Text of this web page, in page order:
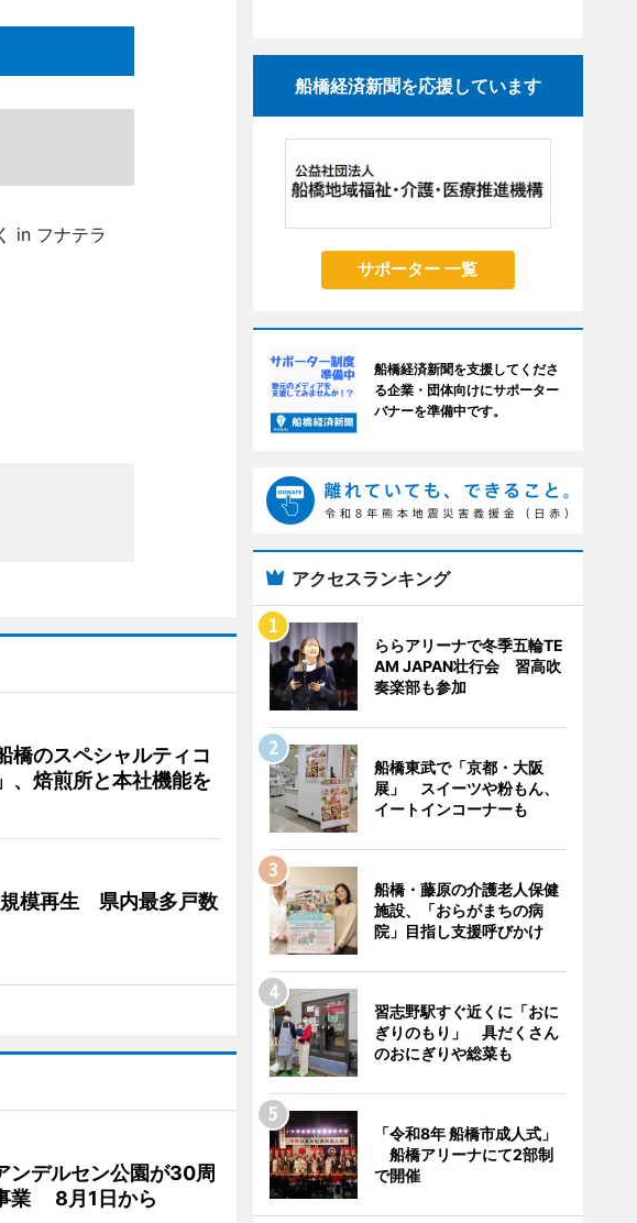
in フナテラ
橋のスペシャルティコ
、焙煎所と本社機能を
模再生 県内最多戸数
ンデルセン公園が30周
業 8月1日から
船橋経済新聞を応援しています
サポーター 一覧
船橋経済新聞を支援してくださ
る企業・団体向けにサポーター
バナーを準備中です。
アクセスランキング
ららアリーナで冬季五輪TE
AM JAPAN壮行会 習高吹
奏楽部も参加
船橋東武で「京都・大阪
展」 スイーツや粉もん、
イートインコーナーも
船橋・藤原の介護老人保健
施設、「おらがまちの病
院」目指し支援呼びかけ
習志野駅すぐ近くに「おに
ぎりのもり」 具だくさん
のおにぎりや総菜も
「令和8年 船橋市成人式」
船橋アリーナにて2部制
で開催